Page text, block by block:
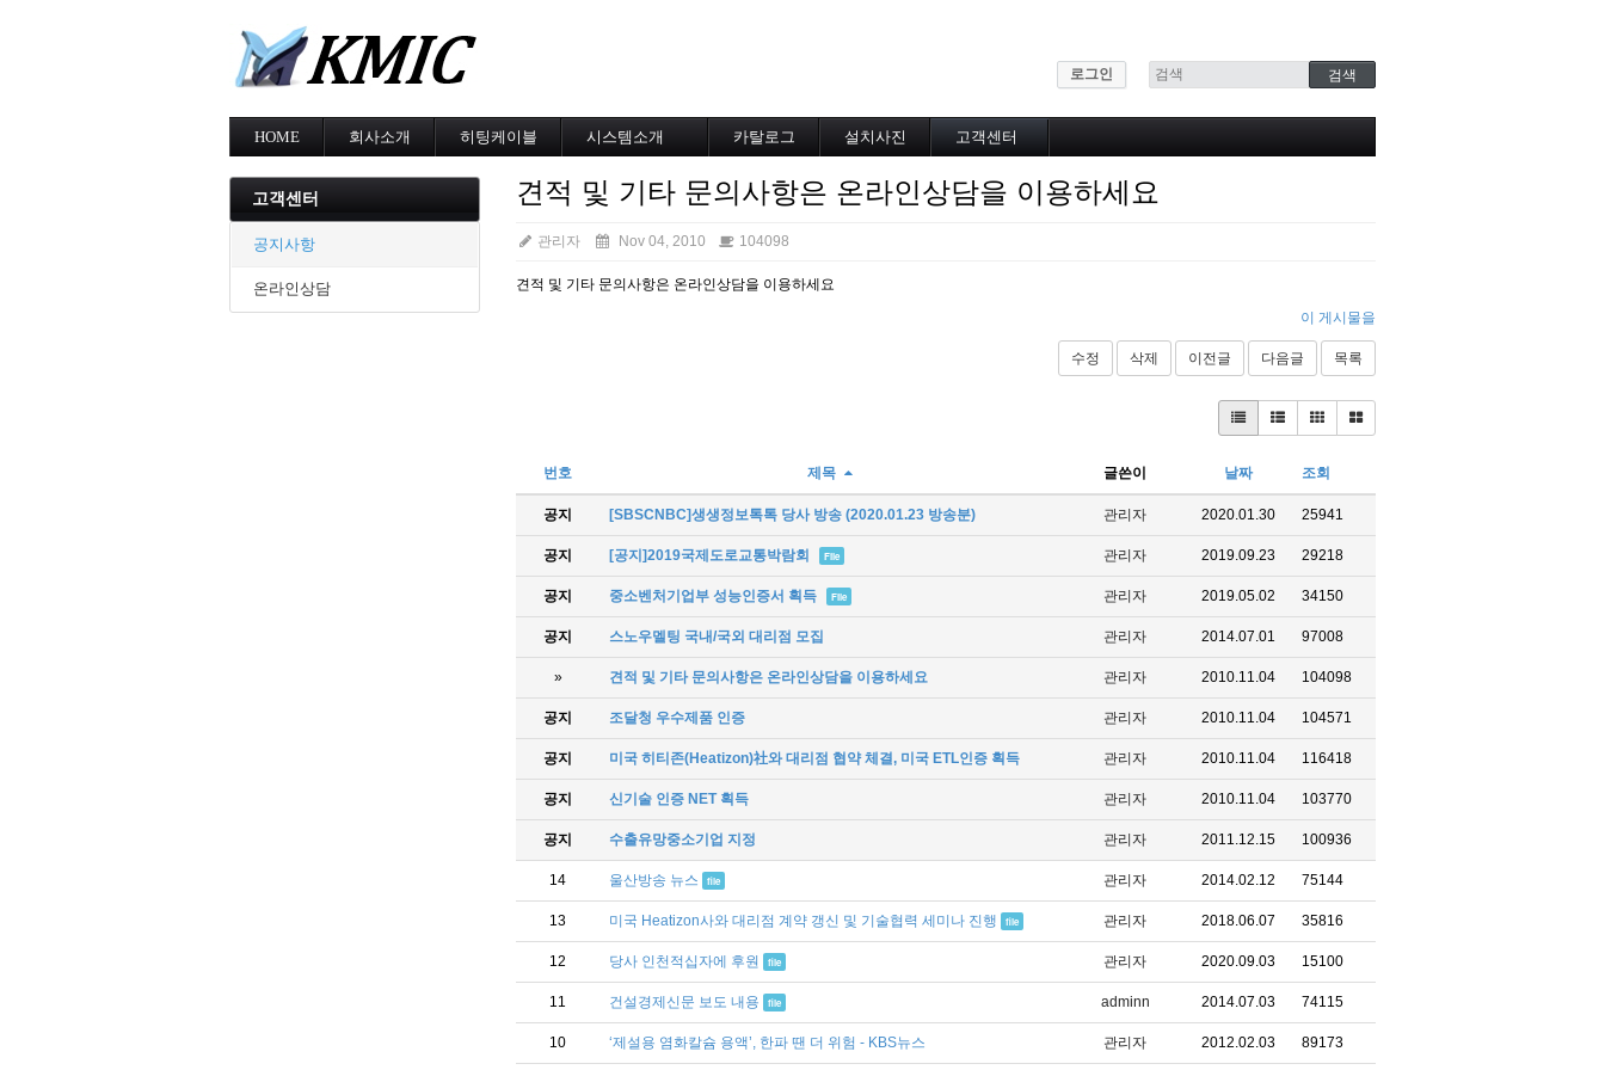
로그인
HOME 회사소개 히팅케이블
스노우멜팅
지붕융설
시스템소개
지붕융설시스템
동파방지
산업용히터
카탈로그 설치사진 고객센터
온라인상담
고객센터
공지사항
온라인상담
견적 및 기타 문의사항은 온라인상담을 이용하세요
관리자 Nov 04, 2010 104098
견적 및 기타 문의사항은 온라인상담을 이용하세요
이 게시물을
수정 삭제 이전글 다음글 목록
번호 제목 글쓴이 날짜 조회
공지 [SBSCNBC]생생정보톡톡 당사 방송 (2020.01.23 방송분) 관리자 2020.01.30 25941
공지 [공지]2019국제도로교통박람회 File 관리자 2019.09.23 29218
공지 중소벤처기업부 성능인증서 획득 File 관리자 2019.05.02 34150
공지 스노우멜팅 국내/국외 대리점 모집 관리자 2014.07.01 97008
» 견적 및 기타 문의사항은 온라인상담을 이용하세요 관리자 2010.11.04 104098
공지 조달청 우수제품 인증 관리자 2010.11.04 104571
공지 미국 히티존(Heatizon)社와 대리점 협약 체결, 미국 ETL인증 획득 관리자 2010.11.04 116418
공지 신기술 인증 NET 획득 관리자 2010.11.04 103770
공지 수출유망중소기업 지정 관리자 2011.12.15 100936
14 울산방송 뉴스 file 관리자 2014.02.12 75144
13 미국 Heatizon사와 대리점 계약 갱신 및 기술협력 세미나 진행 file 관리자 2018.06.07 35816
12 당사 인천적십자에 후원 file 관리자 2020.09.03 15100
11 건설경제신문 보도 내용 file adminn 2014.07.03 74115
10 ‘제설용 염화칼슘 용액’, 한파 땐 더 위험 - KBS뉴스 관리자 2012.02.03 89173